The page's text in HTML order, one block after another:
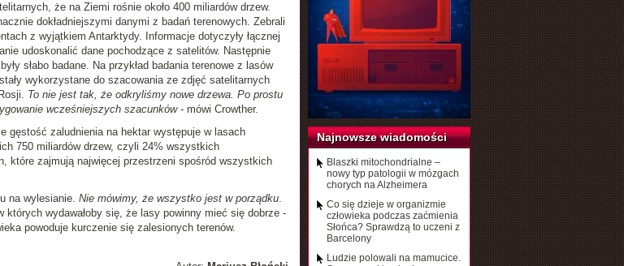
że na Ziemi rośnie około 400 miliardów drzew.
dokładniejszymi danymi z badań terenowych. Zebrali
z wyjątkiem Antarktydy. Informacje dotyczyły łącznej
udoskonalić dane pochodzące z satelitów. Następnie
słabo badane. Na przykład badania terenowe z lasów
wykorzystane do szacowania ze zdjęć satelitarnych
To nie jest tak, że odkryliśmy nowe drzewa. Po prostu
wcześniejszych szacunków- mówi Crowther.
gęstość zaludnienia na hektar występuje w lasach
750 miliardów drzew, czyli 24% wszystkich
które zajmują najwięcej przestrzeni spośród wszystkich
na wylesianie. Nie mówimy, że wszystko jest w porządku.
wydawałoby się, że lasy powinny mieć się dobrze -
powoduje kurczenie się zalesionych terenów.
Najnowsze wiadomości
Blaszki mitochondrialne –
nowy typ patologii w mózgach
chorych na Alzheimera
Co się dzieje w organizmie
człowieka podczas zaćmienia
Słońca? Sprawdzą to uczeni z
Barcelony
Ludzie polowali na mamucice.